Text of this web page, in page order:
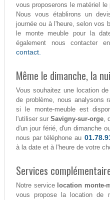
vous proposerons le matériel
Nous vous établirons un
journée ou à l'heure, selon vos
le monte meuble pour la
également nous contacter
contact.
Même le dimanche, la
Vous souhaitez une location
de problème, nous analysons
si le monte-meuble est
l'utiliser surSavigny-sur-orge,
d'un jour férié, d'un dimanche
nous par téléphone au
à la date et à l'heure de votre
Services
Notre service location monte-
vous propose la location de